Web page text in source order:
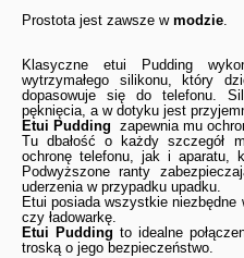
Prostota jest zawsze w modzie.
Klasyczne etui Pudding
wytrzymałego silikonu, który
dopasowuje się do telefonu.
pęknięcia, a w dotyku jest
Etui Pudding zapewnia mu
Tu dbałość o każdy szczegół
ochronę telefonu, jak i aparatu,
Podwyższone ranty
uderzenia w przypadku upadku.
Etui posiada wszystkie niezbędne
czy ładowarkę.
Etui Pudding to idealne
troską o jego bezpieczeństwo.